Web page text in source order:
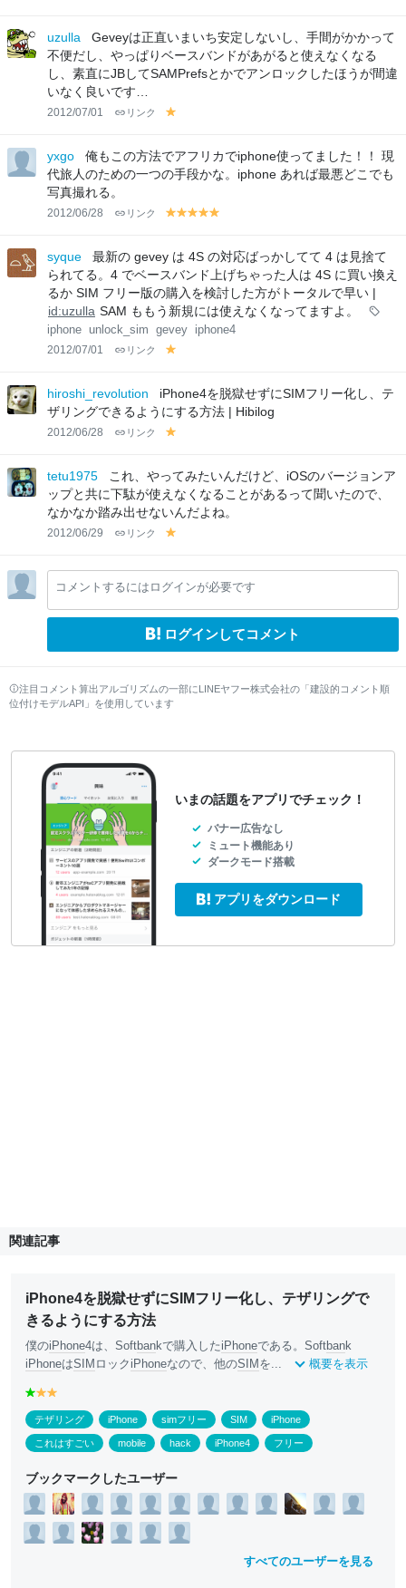
lo
w
uzulla
Geveyは正直いまいち安定しないし、手間がかかって
不便だし、やっぱりベースバンドがあがると使えなくなる
し、素直にJBしてSAMPrefsとかでアンロックしたほうが間違
いなく良いです…
2012/07/01 リンク
lo
w
yxgo
俺もこの方法でアフリカでiphone使ってました！！ 現
代旅人のための一つの手段かな。iphone あれば最悪どこでも
写真撮れる。
2012/06/28 リンク
y
lo
w
y
lo
w
y
lo
w
y
lo
w
lo
w
syque
最新の gevey は 4S の対応ばっかしてて 4 は見捨て
られてる。4 でベースバンド上げちゃった人は 4S に買い換え
るか SIM フリー版の購入を検討した方がトータルで早い |
id:uzulla SAM ももう新規には使えなくなってますよ。
iphone unlock_sim gevey iphone4
2012/07/01 リンク
lo
w
hiroshi_revolution
iPhone4を脱獄せずにSIMフリー化し、テ
ザリングできるようにする方法 | Hibilog
2012/06/28 リンク
lo
w
tetu1975
これ、やってみたいんだけど、iOSのバージョンア
ップと共に下駄が使えなくなることがあるって聞いたので、
なかなか踏み出せないんだよね。
2012/06/29 リンク
lo
w
コメントするにはログインが必要です
ログインしてコメント
注目コメント算出アルゴリズムの一部にLINEヤフー株式会社の「建設的コメント順
位付けモデルAPI」を使用しています
いまの話題をアプリでチェック！
バナー広告なし
ミュート機能あり
ダークモード搭載
アプリをダウンロード
関連記事
iPhone4を脱獄せずにSIMフリー化し、テザリングで
きるようにする方法
僕のiPhone4は、Softbankで購入したiPhoneである。Softbank
iPhoneはSIM ロック iPhoneなので、他のSIM を... 概要を表示
g
r
e
e
y
e
ll
o
e
ll
o
テザリング iPhone simフリー SIM iPhone
これはすごい mobile hack iPhone4 フリー
ブックマークしたユーザー
すべてのユーザーを見る